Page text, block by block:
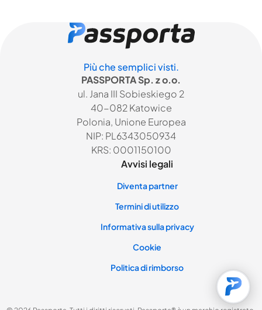
Più che semplici visti.
PASSPORTA Sp. z o.o.
ul. Jana III Sobieskiego 2
40-082 Katowice
Polonia, Unione Europea
NIP: PL6343050934
KRS: 0001150100
Avvisi legali
Diventa partner
Termini di utilizzo
Informativa sulla privacy
Cookie
Politica di rimborso